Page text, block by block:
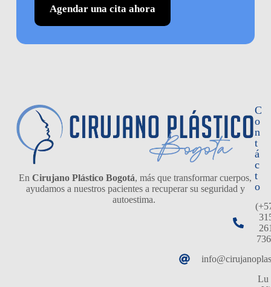
Agendar una cita ahora
En Cirujano Plástico Bogotá, más que transformar cuerpos,
ayudamos a nuestros pacientes a recuperar su seguridad y
autoestima.
C
o
n
t
á
c
t
o
Lu